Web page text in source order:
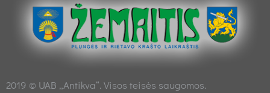
2019 © UAB „Antikva“. Visos teisės saugomos.